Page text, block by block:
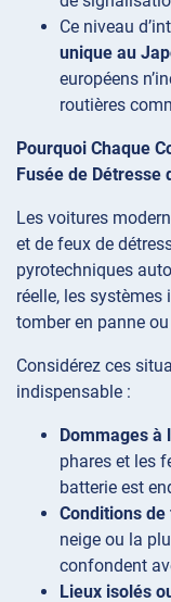
Ce niveau
unique au
européens
routières
Pourquoi Chaque
Fusée de Détresse
Les voitures
et de feux de
pyrotechniques
réelle, les
tomber en panne
Considérez ces
indispensable :
Dommages à
phares et les
batterie est
Conditions
neige ou la
confondent
Lieux isolés